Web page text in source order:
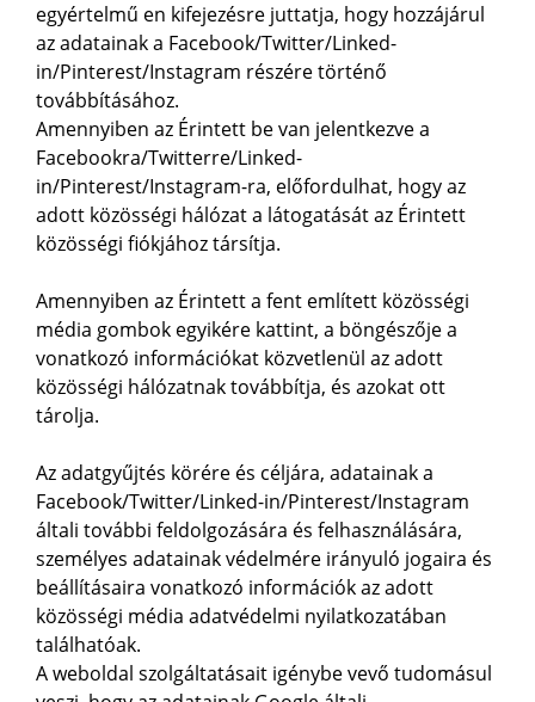
egyértelmű en kifejezésre juttatja, hogy hozzájárul
az adatainak a Facebook/Twitter/Linked-
in/Pinterest/Instagram részére történő
továbbításához.
Amennyiben az Érintett be van jelentkezve a
Facebookra/Twitterre/Linked-
in/Pinterest/Instagram-ra, előfordulhat, hogy az
adott közösségi hálózat a látogatását az Érintett
közösségi fiókjához társítja.
Amennyiben az Érintett a fent említett közösségi
média gombok egyikére kattint, a böngészője a
vonatkozó információkat közvetlenül az adott
közösségi hálózatnak továbbítja, és azokat ott
tárolja.
Az adatgyűjtés körére és céljára, adatainak a
Facebook/Twitter/Linked-in/Pinterest/Instagram
általi további feldolgozására és felhasználására,
személyes adatainak védelmére irányuló jogaira és
beállításaira vonatkozó információk az adott
közösségi média adatvédelmi nyilatkozatában
találhatóak.
A weboldal szolgáltatásait igénybe vevő tudomásul